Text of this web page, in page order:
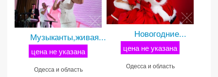
Музыканты,живая...
цена не указана
Одесса и область
Новогодние...
цена не указана
Одесса и область